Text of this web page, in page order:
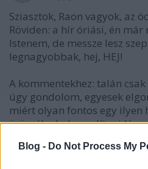
Blog - Do Not Process My
Sziasztok, Raon vagyok, az
Röviden: a hír óriási, én már
Istenem, de messze lesz
legnagyobbak, hej, HEJ!
A kommentekhez: talán
úgy gondolom, egyesek
miért olyan fontos egy ilyen
örömébe belerondítani (és